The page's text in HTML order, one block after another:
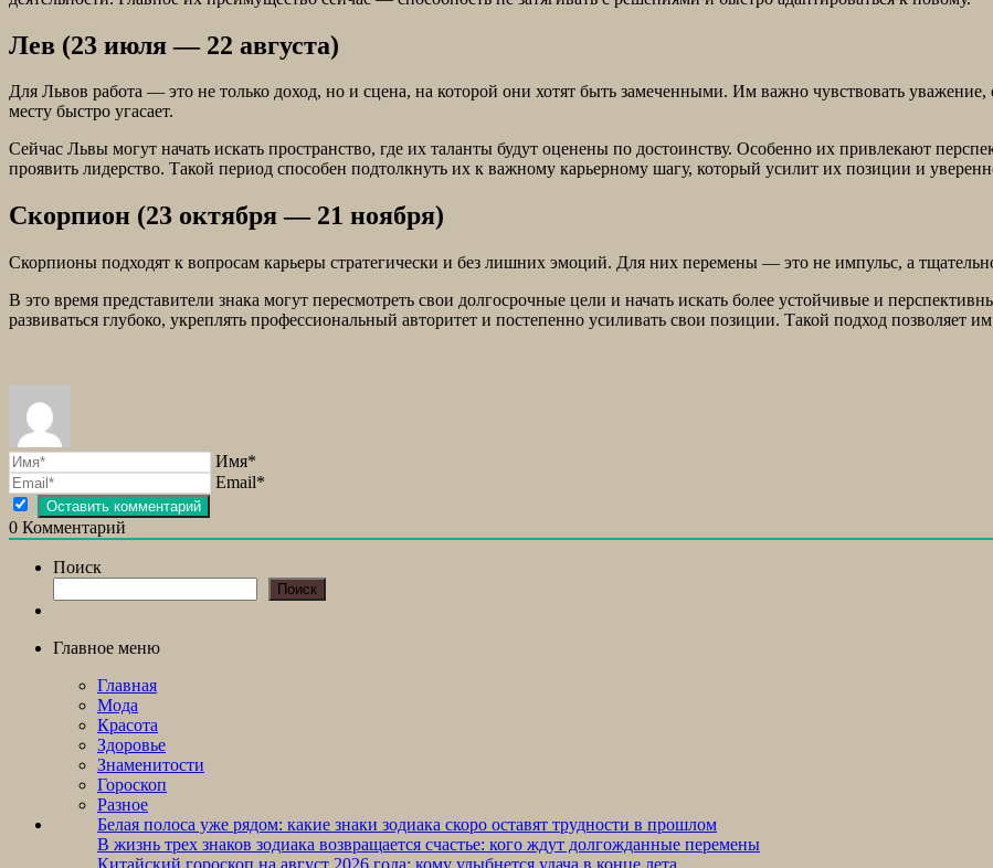
Лев (23 июля — 22 августа)
Для Львов работа — это не только доход, но и сцена, на которой они хотят быть замеченными. Им важно чувствовать уважение,
месту быстро угасает.
Сейчас Львы могут начать искать пространство, где их таланты будут оценены по достоинству. Особенно их привлекают
проявить лидерство. Такой период способен подтолкнуть их к важному карьерному шагу, который усилит их позиции и
Скорпион (23 октября — 21 ноября)
Скорпионы подходят к вопросам карьеры стратегически и без лишних эмоций. Для них перемены — это не импульс, а
В это время представители знака могут пересмотреть свои долгосрочные цели и начать искать более устойчивые и
развиваться глубоко, укреплять профессиональный авторитет и постепенно усиливать свои позиции. Такой подход позволяет
Имя*
Email*
0 Комментарий
Поиск
Поиск
Главное меню
Главная
Мода
Красота
Здоровье
Знаменитости
Гороскоп
Разное
Белая полоса уже рядом: какие знаки зодиака скоро оставят трудности в прошлом
В жизнь трех знаков зодиака возвращается счастье: кого ждут долгожданные перемены